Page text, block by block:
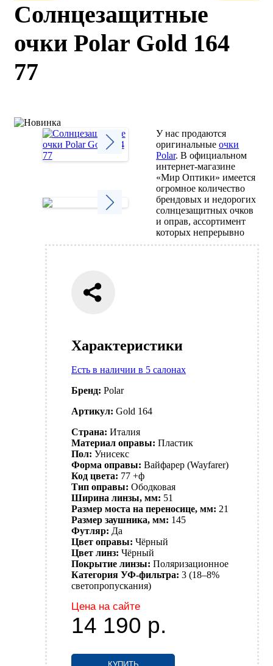
Солнцезащитные
очки Polar Gold 164
77
Характеристики
Есть в наличии в 5 салонах
Бренд: Polar
Артикул: Gold 164
Страна: Италия
Материал оправы: Пластик
Пол: Унисекс
Форма оправы: Вайфарер (Wayfarer)
Код цвета: 77 +ф
Тип оправы: Ободковая
Ширина линзы, мм: 51
Размер моста на переносице, мм: 21
Размер заушника, мм: 145
Футляр: Да
Цвет оправы: Чёрный
Цвет линз: Чёрный
Покрытие линзы: Поляризационное
Категория УФ-фильтра: 3 (18–8%
светопропускания)
Цена на сайте
14 190 р.
У нас продаются
оригинальныеочки
Polar. В официальном
интернет-магазине
«Мир Оптики» имеется
огромное количество
брендовых и недорогих
солнцезащитных очков
и оправ, ассортимент
которых непрерывно